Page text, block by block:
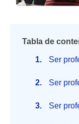
Tabla de
Ser
Ser
Ser